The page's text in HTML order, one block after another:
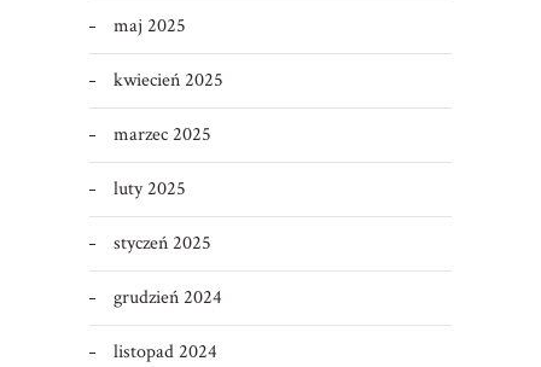
maj 2025
kwiecień 2025
marzec 2025
luty 2025
styczeń 2025
grudzień 2024
listopad 2024